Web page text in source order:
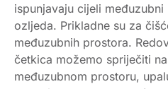
ispunjavaju cijeli
ozljeda. Prikladne su za
međuzubnih prostora.
četkica možemo spriječiti
međuzubnom prostoru,